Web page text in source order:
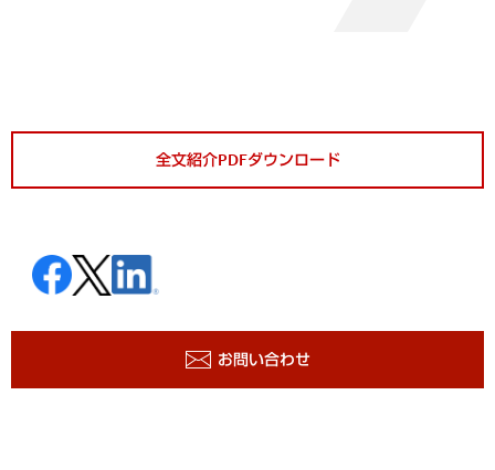
全文紹介PDFダウンロード
お問い合わせ